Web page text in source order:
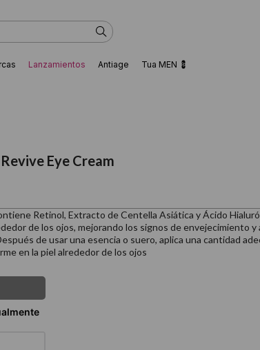
Lanzamientos Antiage Tua MEN 💈
Eye Cream
Retinol, Extracto de Centella Asiática y Ácido
de los ojos, mejorando los signos de envejecimiento y
de usar una esencia o suero, aplica una cantidad
en la piel alrededor de los ojos